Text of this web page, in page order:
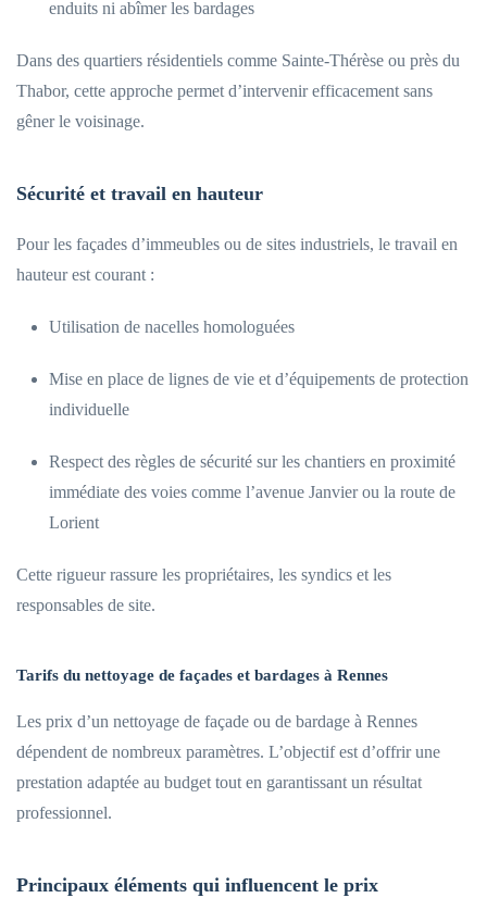
enduits ni abîmer les bardages
Dans des quartiers résidentiels comme Sainte-Thérèse ou près du
Thabor, cette approche permet d’intervenir efficacement sans
gêner le voisinage.
Sécurité et travail en hauteur
Pour les façades d’immeubles ou de sites industriels, le travail en
hauteur est courant :
Utilisation de nacelles homologuées
Mise en place de lignes de vie et d’équipements de protection
individuelle
Respect des règles de sécurité sur les chantiers en proximité
immédiate des voies comme l’avenue Janvier ou la route de
Lorient
Cette rigueur rassure les propriétaires, les syndics et les
responsables de site.
Tarifs du nettoyage de façades et bardages à Rennes
Les prix d’un nettoyage de façade ou de bardage à Rennes
dépendent de nombreux paramètres. L’objectif est d’offrir une
prestation adaptée au budget tout en garantissant un résultat
professionnel.
Principaux éléments qui influencent le prix